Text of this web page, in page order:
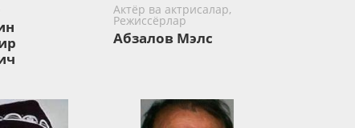
Актёр ва актрисалар,
Режиссёрлар
Абзалов Мэлс